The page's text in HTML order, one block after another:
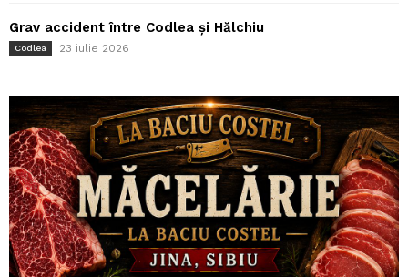
Grav accident între Codlea și Hălchiu
Codlea 23 iulie 2026